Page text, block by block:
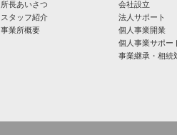
所長あいさつ
スタッフ紹介
事業所概要
会社設立
法人サポート
個人事業開業
個人事業サポー
事業継承・相続